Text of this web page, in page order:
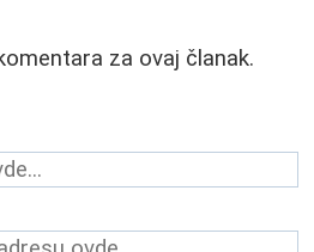
za ovaj članak.